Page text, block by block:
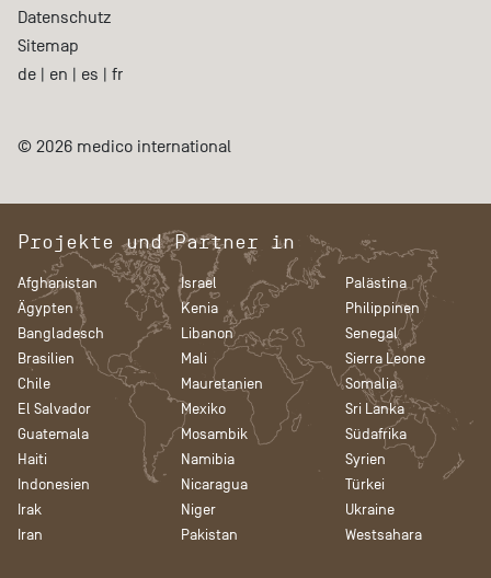
Datenschutz
Sitemap
de | en | es | fr
© 2026 medico international
Projekte und Partner in
Afghanistan
Ägypten
Bangladesch
Brasilien
Chile
El Salvador
Guatemala
Haiti
Indonesien
Irak
Iran
Israel
Kenia
Libanon
Mali
Mauretanien
Mexiko
Mosambik
Namibia
Nicaragua
Niger
Pakistan
Palästina
Philippinen
Senegal
Sierra Leone
Somalia
Sri Lanka
Südafrika
Syrien
Türkei
Ukraine
Westsahara